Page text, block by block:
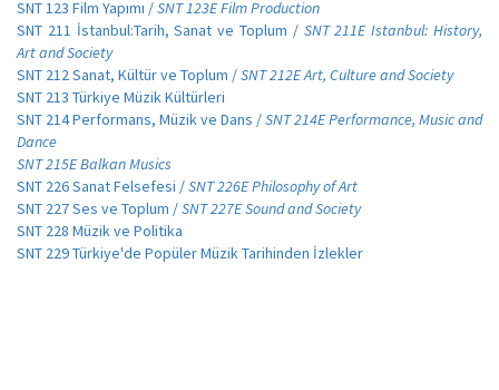
SNT 123 Film Yapımı /SNT 123E Film Production
SNT 211 İstanbul:Tarih, Sanat ve Toplum / SNT 211E Istanbul: History,
Art and Society
SNT 212 Sanat, Kültür ve Toplum /SNT 212E Art, Culture and Society
SNT 213 Türkiye Müzik Kültürleri
SNT 214 Performans, Müzik ve Dans /SNT 214E Performance, Music and
Dance
SNT 215E Balkan Musics
SNT 226 Sanat Felsefesi /SNT 226E Philosophy of Art
SNT 227 Ses ve Toplum /SNT 227E Sound and Society
SNT 228 Müzik ve Politika
SNT 229 Türkiye'de Popüler Müzik Tarihinden İzlekler